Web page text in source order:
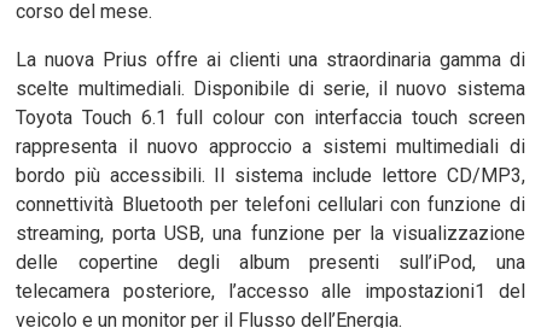
corso del mese.
La nuova Prius offre ai clienti una straordinaria gamma di
scelte multimediali. Disponibile di serie, il nuovo sistema
Toyota Touch 6.1 full colour con interfaccia touch screen
rappresenta il nuovo approccio a sistemi multimediali di
bordo più accessibili. Il sistema include lettore CD/MP3,
connettività Bluetooth per telefoni cellulari con funzione di
streaming, porta USB, una funzione per la visualizzazione
delle copertine degli album presenti sull’iPod, una
telecamera posteriore, l’accesso alle impostazioni1 del
veicolo e un monitor per il Flusso dell’Energia.